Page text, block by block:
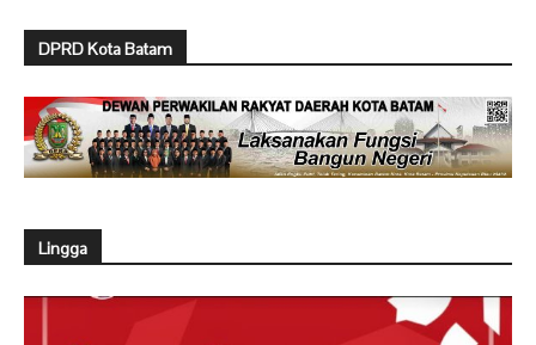
DPRD Kota Batam
Lingga